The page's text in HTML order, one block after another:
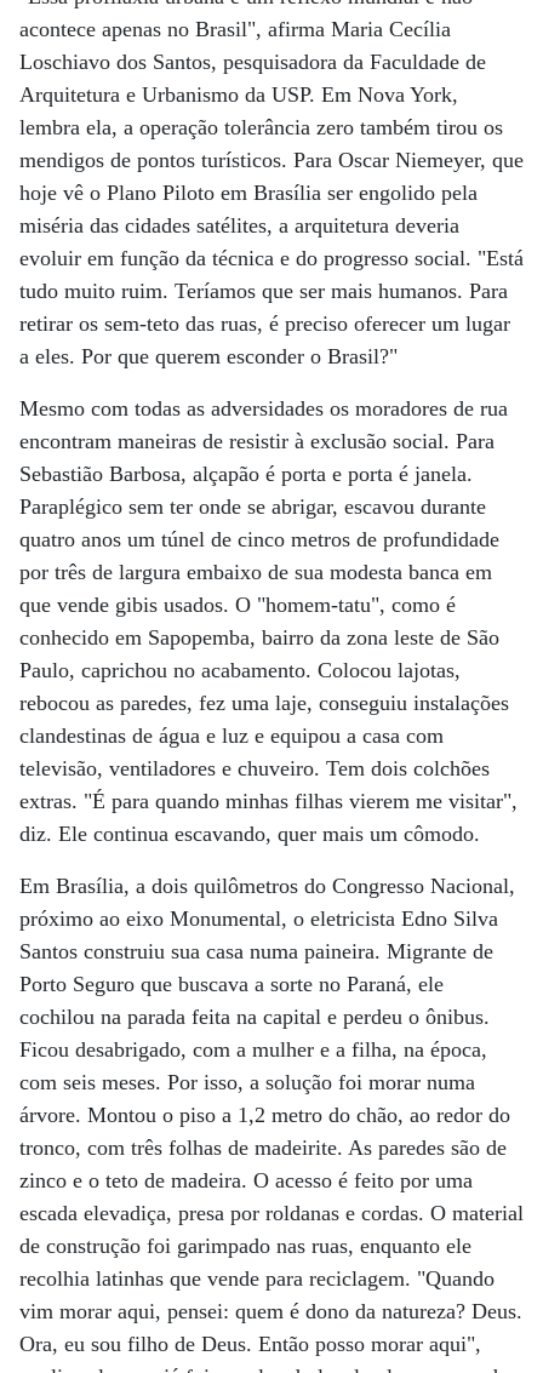
acontece apenas no Brasil", afirma Maria Cecília
Loschiavo dos Santos, pesquisadora da Faculdade de
Arquitetura e Urbanismo da USP. Em Nova York,
lembra ela, a operação tolerância zero também tirou os
mendigos de pontos turísticos. Para Oscar Niemeyer, que
hoje vê o Plano Piloto em Brasília ser engolido pela
miséria das cidades satélites, a arquitetura deveria
evoluir em função da técnica e do progresso social. "Está
tudo muito ruim. Teríamos que ser mais humanos. Para
retirar os sem-teto das ruas, é preciso oferecer um lugar
a eles. Por que querem esconder o Brasil?"
Mesmo com todas as adversidades os moradores de rua
encontram maneiras de resistir à exclusão social. Para
Sebastião Barbosa, alçapão é porta e porta é janela.
Paraplégico sem ter onde se abrigar, escavou durante
quatro anos um túnel de cinco metros de profundidade
por três de largura embaixo de sua modesta banca em
que vende gibis usados. O "homem-tatu", como é
conhecido em Sapopemba, bairro da zona leste de São
Paulo, caprichou no acabamento. Colocou lajotas,
rebocou as paredes, fez uma laje, conseguiu instalações
clandestinas de água e luz e equipou a casa com
televisão, ventiladores e chuveiro. Tem dois colchões
extras. "É para quando minhas filhas vierem me visitar",
diz. Ele continua escavando, quer mais um cômodo.
Em Brasília, a dois quilômetros do Congresso Nacional,
próximo ao eixo Monumental, o eletricista Edno Silva
Santos construiu sua casa numa paineira. Migrante de
Porto Seguro que buscava a sorte no Paraná, ele
cochilou na parada feita na capital e perdeu o ônibus.
Ficou desabrigado, com a mulher e a filha, na época,
com seis meses. Por isso, a solução foi morar numa
árvore. Montou o piso a 1,2 metro do chão, ao redor do
tronco, com três folhas de madeirite. As paredes são de
zinco e o teto de madeira. O acesso é feito por uma
escada elevadiça, presa por roldanas e cordas. O material
de construção foi garimpado nas ruas, enquanto ele
recolhia latinhas que vende para reciclagem. "Quando
vim morar aqui, pensei: quem é dono da natureza? Deus.
Ora, eu sou filho de Deus. Então posso morar aqui",